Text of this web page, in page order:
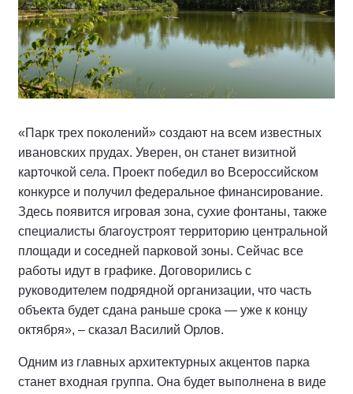
«Парк трех поколений» создают на всем известных
ивановских прудах. Уверен, он станет визитной
карточкой села. Проект победил во Всероссийском
конкурсе и получил федеральное финансирование.
Здесь появится игровая зона, сухие фонтаны, также
специалисты благоустроят территорию центральной
площади и соседней парковой зоны. Сейчас все
работы идут в графике. Договорились с
руководителем подрядной организации, что часть
объекта будет сдана раньше срока — уже к концу
октября», – сказал Василий Орлов.
Одним из главных архитектурных акцентов парка
станет входная группа. Она будет выполнена в виде